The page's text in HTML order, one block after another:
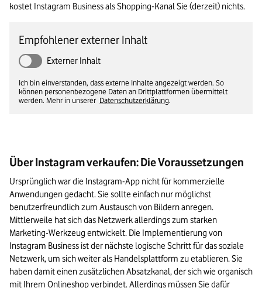
kostet Instagram Business als Shopping-Kanal Sie (derzeit) nichts.
Empfohlener externer Inhalt
Externer Inhalt
Ich bin einverstanden, dass externe Inhalte angezeigt werden. So
können personenbezogene Daten an Drittplattformen übermittelt
werden. Mehr in unserer Datenschutzerklärung.
Über Instagram verkaufen: Die Voraussetzungen
Ursprünglich war die Instagram-App nicht für kommerzielle
Anwendungen gedacht. Sie sollte einfach nur möglichst
benutzerfreundlich zum Austausch von Bildern anregen.
Mittlerweile hat sich das Netzwerk allerdings zum starken
Marketing-Werkzeug entwickelt. Die Implementierung von
Instagram Business ist der nächste logische Schritt für das soziale
Netzwerk, um sich weiter als Handelsplattform zu etablieren. Sie
haben damit einen zusätzlichen Absatzkanal, der sich wie organisch
mit Ihrem Onlineshop verbindet. Allerdings müssen Sie dafür